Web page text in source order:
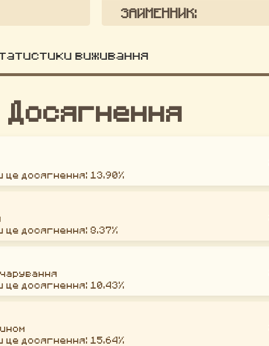
ЗАЙМЕННИК:
виживання
Досягнення
це досягнення: 13.90%
це досягнення: 8.37%
це досягнення: 10.43%
це досягнення: 15.64%